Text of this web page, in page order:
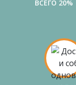
ВСЕГО 20%